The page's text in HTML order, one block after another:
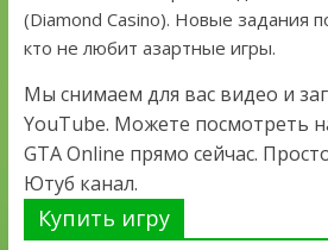
(Diamond Casino). Новые задания
кто не любит азартные игры.
Мы снимаем для вас видео и
YouTube. Можете посмотреть
GTA Online прямо сейчас.
Ютуб канал.
Купить игру